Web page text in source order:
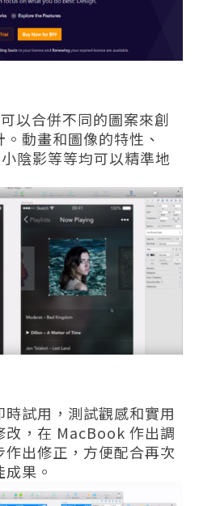
以合併不同的圖案來創
動畫和圖像的特性、
陰影等等均可以精準地
試用，測試觀感和實用
改，在 MacBook 作出調
出修正，方便配合再次
果。